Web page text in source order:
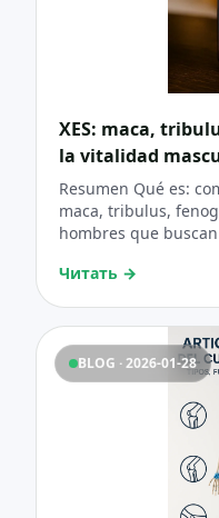
XES: maca,
la vitalidad
confianza
Resumen Qué es: complemento alimenticio con
maca, tribulus, fenogreco y
hombres que
mañana + 1 cápsula
éxito: constancia 90
comida real, movimiento). Aviso
no previene,
(incluida la
consulta médica.
Читать →
BLOG · 2026-01-28